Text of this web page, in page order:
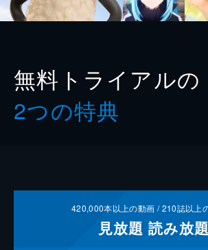
無料トライアルの
2つの特典
420,000本以上の動画 /210誌以上
見放題 読み放題